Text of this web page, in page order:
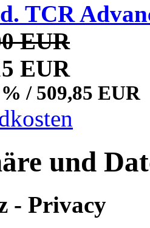
TCR
EUR
EUR
/ 509,85 EUR
und
- Privacy